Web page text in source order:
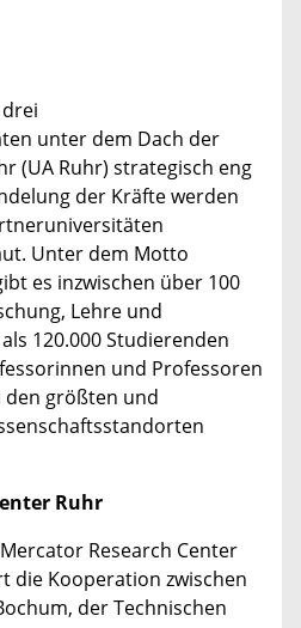
unter dem Dach der
(UA Ruhr) strategisch eng
der Kräfte werden
Unter dem Motto
es inzwischen über 100
Lehre und
120.000 Studierenden
und Professoren
den größten und
Ruhr
Research Center
die Kooperation zwischen
der Technischen